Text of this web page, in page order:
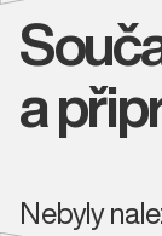
a
Nebyly